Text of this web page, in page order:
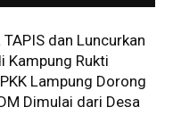
dan Luncurkan
Kampung Rukti
Lampung Dorong
Dimulai dari Desa